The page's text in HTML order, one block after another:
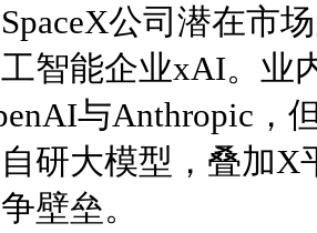
公司潜在市
智能企业xAI。业
与Anthropic，
研大模型，叠加X
壁垒。